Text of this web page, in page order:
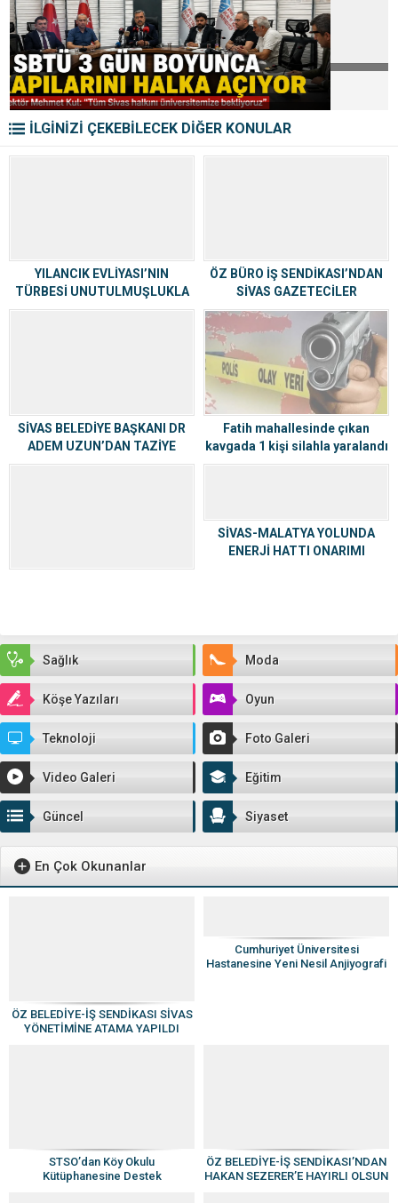
İLGİNİZİ ÇEKEBİLECEK DİĞER KONULAR
YILANCIK EVLİYASI’NIN
TÜRBESİ UNUTULMUŞLUKLA
BAŞ BAŞA
ÖZ BÜRO İŞ SENDİKASI’NDAN
SİVAS GAZETECİLER
CEMİYETİ’NE ZİYARET
SİVAS BELEDİYE BAŞKANI DR
ADEM UZUN’DAN TAZİYE
MESAJLARINA TEŞEKKÜR
Fatih mahallesinde çıkan
kavgada 1 kişi silahla yaralandı
SİVAS-MALATYA YOLUNDA
ENERJİ HATTI ONARIMI
Sağlık Moda
Köşe Yazıları Oyun
Teknoloji Foto Galeri
Video Galeri Eğitim
Güncel Siyaset
En Çok Okunanlar
ÖZ BELEDİYE-İŞ SENDİKASI SİVAS
YÖNETİMİNE ATAMA YAPILDI
Cumhuriyet Üniversitesi
Hastanesine Yeni Nesil Anjiyografi
STSO’dan Köy Okulu
Kütüphanesine Destek
ÖZ BELEDİYE-İŞ SENDİKASI’NDAN
HAKAN SEZERER’E HAYIRLI OLSUN